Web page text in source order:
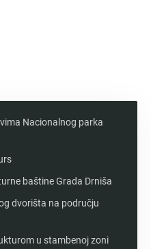
Nacionalnog parka
baštine Grada Drniša
dvorišta na području
u stambenoj zoni